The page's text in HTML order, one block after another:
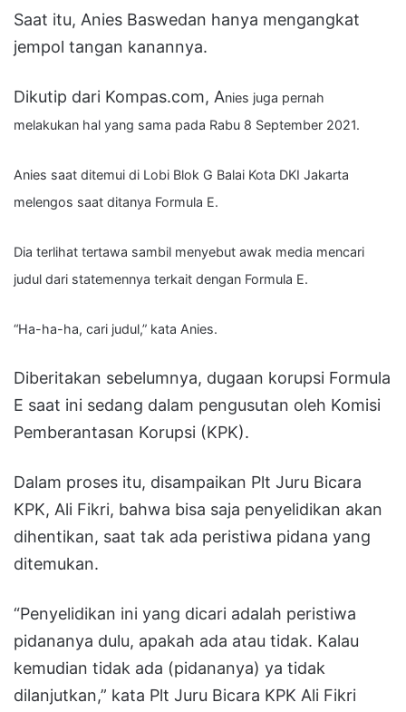
Saat itu, Anies Baswedan hanya mengangkat
jempol tangan kanannya.
Dikutip dari Kompas.com, Anies juga pernah
melakukan hal yang sama pada Rabu 8 September 2021.
Anies saat ditemui di Lobi Blok G Balai Kota DKI Jakarta
melengos saat ditanya Formula E.
Dia terlihat tertawa sambil menyebut awak media mencari
judul dari statemennya terkait dengan Formula E.
“Ha-ha-ha, cari judul,” kata Anies.
Diberitakan sebelumnya, dugaan korupsi Formula
E saat ini sedang dalam pengusutan oleh Komisi
Pemberantasan Korupsi (KPK).
Dalam proses itu, disampaikan Plt Juru Bicara
KPK, Ali Fikri, bahwa bisa saja penyelidikan akan
dihentikan, saat tak ada peristiwa pidana yang
ditemukan.
“Penyelidikan ini yang dicari adalah peristiwa
pidananya dulu, apakah ada atau tidak. Kalau
kemudian tidak ada (pidananya) ya tidak
dilanjutkan,” kata Plt Juru Bicara KPK Ali Fikri